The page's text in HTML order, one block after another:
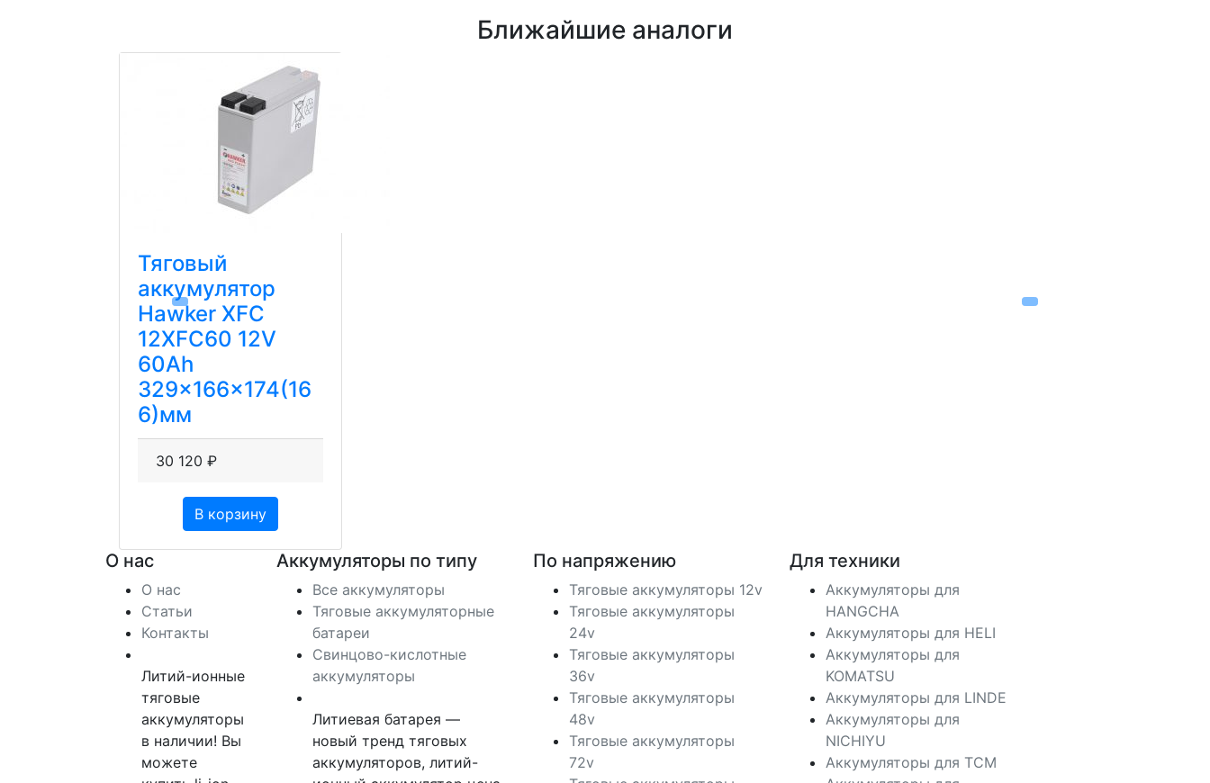
Ближайшие аналоги
Тяговый
аккумулятор
Hawker XFC
12XFC60 12V
60Ah
329x166x174(16
6)мм
30 120 ₽
В корзину
О нас
О нас
Статьи
Контакты
Литий-ионные
тяговые
аккумуляторы
в наличии! Вы
можете
Аккумуляторы по типу
Все аккумуляторы
Тяговые аккумуляторные
батареи
Свинцово-кислотные
аккумуляторы
Литиевая батарея —
новый тренд тяговых
аккумуляторов, литий-
По напряжению
Тяговые аккумуляторы 12v
Тяговые аккумуляторы
24v
Тяговые аккумуляторы
36v
Тяговые аккумуляторы
48v
Тяговые аккумуляторы
72v
Для техники
Аккумуляторы для
HANGCHA
Аккумуляторы для HELI
Аккумуляторы для
KOMATSU
Аккумуляторы для LINDE
Аккумуляторы для
NICHIYU
Аккумуляторы для TCM